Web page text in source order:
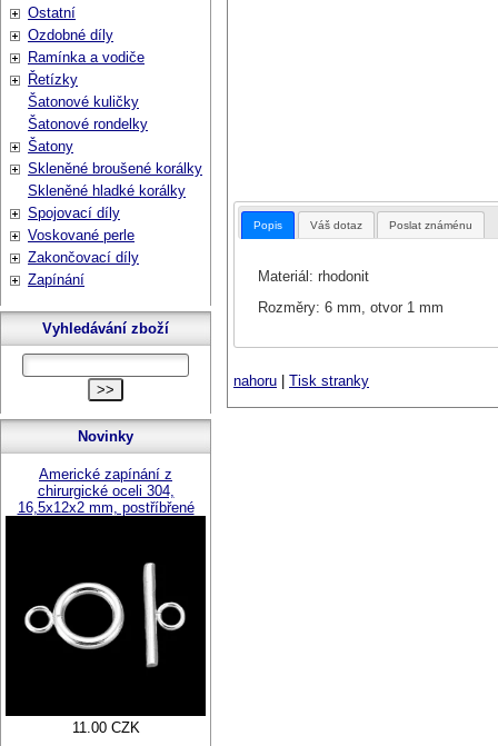
Popis Váš dotaz Poslat známénu
Materiál: rhodonit
Rozměry: 6 mm, otvor 1 mm
nahoru Tisk stranky
Ostatní
Ozdobné díly
Ramínka a vodiče
Řetízky
Šatonové kuličky
Šatonové rondelky
Šatony
Skleněné broušené korálky
Skleněné hladké korálky
Spojovací díly
Voskované perle
Zakončovací díly
Zapínání
Vyhledávání zboží
Novinky
Americké zapínání z
chirurgické oceli 304,
16,5x12x2 mm, postříbřené
11.00 CZK